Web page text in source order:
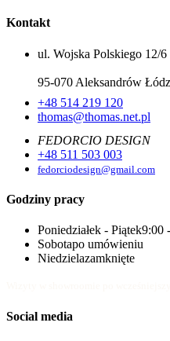
Kontakt
ul. Wojska Polskiego 12/6
95-070 Aleksandrów
+48 514 219 120
thomas@thomas.net.pl
FEDORCIO DESIGN
+48 511 503 003
fedorciodesign@gmail.com
Godziny pracy
Poniedziałek - Piątek9:00
Sobotapo umówieniu
Niedzielazamknięte
Social media